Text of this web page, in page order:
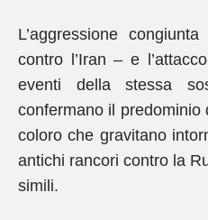
L’aggressione
contro l’Iran – e
eventi della stessa
confermano il predominio
coloro che gravitano
antichi rancori contro la
simili.